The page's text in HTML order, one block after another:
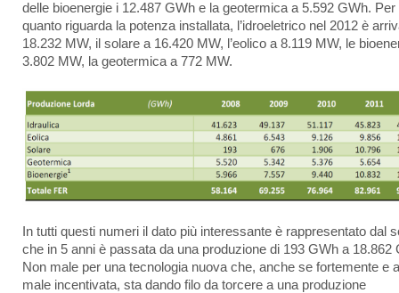
delle bioenergie i 12.487 GWh e la geotermica a 5.592 GWh. Per
quanto riguarda la potenza installata, l’idroeletrico nel 2012 è
18.232 MW, il solare a 16.420 MW, l’eolico a 8.119 MW, le
3.802 MW, la geotermica a 772 MW.
In tutti questi numeri il dato più interessante è rappresentato dal
che in 5 anni è passata da una produzione di 193 GWh a 18.862
Non male per una tecnologia nuova che, anche se fortemente e
male incentivata, sta dando filo da torcere a una produzione